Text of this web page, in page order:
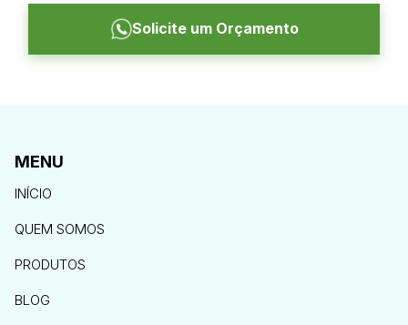
Solicite um Orçamento
MENU
INÍCIO
QUEM SOMOS
PRODUTOS
BLOG